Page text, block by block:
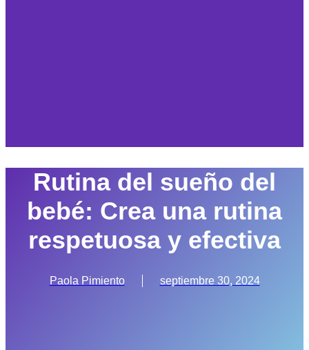
Rutina del sueño del
bebé: Crea una rutina
respetuosa y efectiva
Paola Pimiento septiembre 30, 2024